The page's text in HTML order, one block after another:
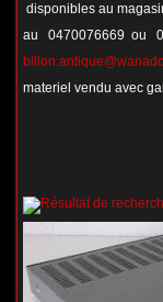
disponibles au
au 0470076669 ou
materiel vendu avec